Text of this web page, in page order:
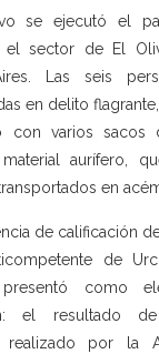
se ejecutó el
el sector de El
Las seis
en delito
con varios sacos
material aurífero,
en
de calificación
de
presentó como
el resultado
realizado por la